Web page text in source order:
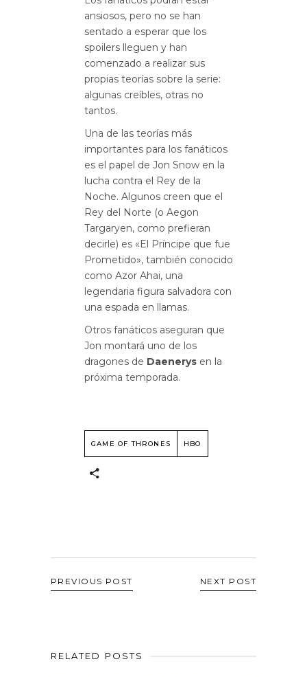
ansiosos, pero no se han
sentado a esperar que los
spoilers lleguen y han
comenzado a realizar sus
propias teorías sobre la serie:
algunas creíbles, otras no
tantos.
Una de las teorías más
importantes para los fanáticos
es el papel de Jon Snow en la
lucha contra el Rey de la
Noche. Algunos creen que el
Rey del Norte (o Aegon
Targaryen, como prefieran
decirle) es «El Príncipe que fue
Prometido», también conocido
como Azor Ahai, una
legendaria figura salvadora con
una espada en llamas.
Otros fanáticos aseguran que
Jon montará uno de los
dragones de Daenerys en la
próxima temporada.
GAME OF THRONES HBO
PREVIOUS POST NEXT POST
RELATED POSTS